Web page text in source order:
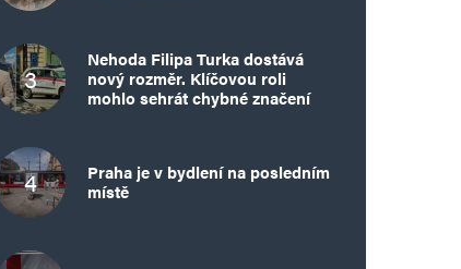
Nehoda Filipa Turka dostává
nový rozměr. Klíčovou roli
mohlo sehrát chybné značení
Praha je v bydlení na posledním
místě